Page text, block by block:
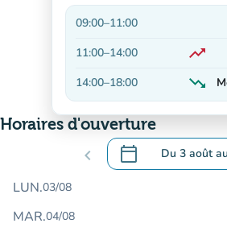
09:00–11:00
11:00–14:00 trending_up
14:00–18:00 trending_down
En
Horaires d'ouverture
chevron_left calendar_today Du 3 aoûtau
.Ouvrir le
LUN.03/08
MAR.04/08